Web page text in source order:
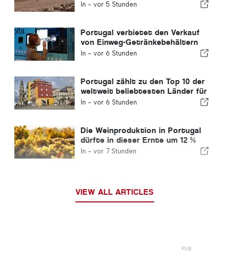
Prozent der Strände Portugals
In - vor 5 Stunden
Portugal verbietet den Verkauf
von Einweg-Getränkebehältern
ohne Volta-Kennzeichnung
In - vor 6 Stunden
Portugal zählt zu den Top 10 der
weltweit beliebtesten Länder für
Auswanderer
In - vor 6 Stunden
Die Weinproduktion in Portugal
dürfte in dieser Ernte um 12 %
steigen
In - vor 7 Stunden
VIEW ALL ARTICLES